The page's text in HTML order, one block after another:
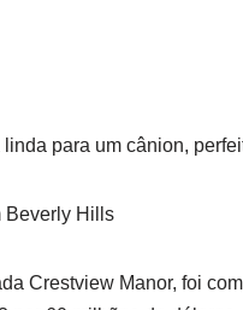
para um cânion,
Beverly Hills
Crestview Manor, foi